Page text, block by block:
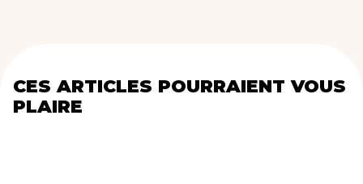
CES ARTICLES POURRAIENT VOUS
PLAIRE